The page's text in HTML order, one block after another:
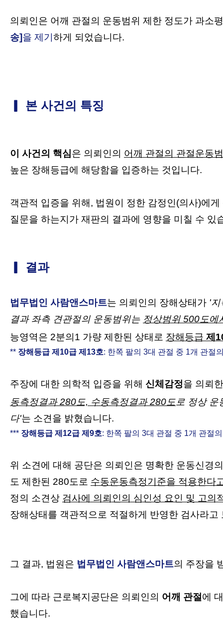
의뢰인은 어깨 관절의 운동범위 제한 정도가 과소
송]을 제기하게 되었습니다.
▎ 본 사건의 특징
이 사건의 핵심은 의뢰인의 어깨 관절의 관절운동
높은 장해등급에 해당함을 입증하는 것입니다.
객관적 입증을 위해, 법원이 정한 감정인(의사)에게
질문을 하는지가 재판의 결과에 영향을 미칠 수 있
▎ 결과
법무법인 사람앤스마트는 의뢰인의 장해상태가 '
결과 좌측 견관절의 운동범위는 정상범위 500도에
능영역은 2분의1 가량 제한된 상태로 장해등급 제
** 장해등급 제10급 제13호: 한쪽 팔의 3대 관절 중 1개 관절
주장에 대한 의학적 입증을 위해 신체감정을 의뢰
동측정결과 280도, 수동측정결과 280도로 정상
다'는 소견을 밝혔습니다.
*** 장해등급 제12급 제9호: 한쪽 팔의 3대 관절 중 1개 관절
위 소견에 대해 공단은 의뢰인은 명확한 운동신경
도 제한된 280도로 수동운동측정기준을 적용한다
정의 소견상 검사에 의뢰인의 심인성 요인 및 고의
장해상태를 객관적으로 적절하게 반영한 검사라고
그 결과, 법원은 법무법인 사람앤스마트의 주장을
그에 따라 근로복지공단은 의뢰인의 어깨 관절에
했습니다.